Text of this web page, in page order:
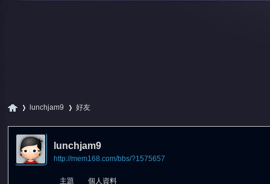
lunchjam9
›
好友
lunchjam9
http://mem168.com/bbs/?1575657
主題 個人資料